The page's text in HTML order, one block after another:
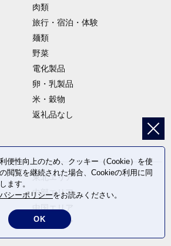
肉類
旅行・宿泊・体験
麺類
野菜
電化製品
卵・乳製品
米・穀物
返礼品なし
東北エリア
中部エリア
中国エリア
九州エリア
便性向上のため、クッキー（Cookie）を使
閲覧を継続された場合、Cookieの利用に同
ます。
シーポリシーをお読みください。
OK